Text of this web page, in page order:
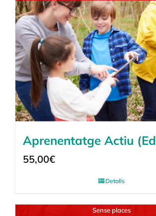
Aprenentatge Actiu
55,00€
Detalls
Sense places